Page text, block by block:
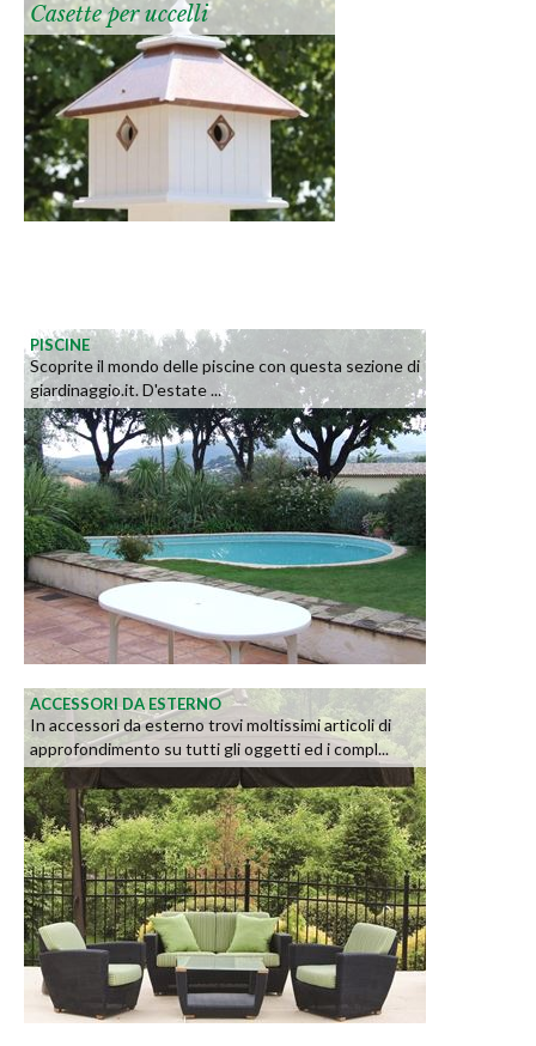
Casette per uccelli
PISCINE
Scoprite il mondo delle piscine con questa sezione di
giardinaggio.it. D'estate ...
ACCESSORI DA ESTERNO
In accessori da esterno trovi moltissimi articoli di
approfondimento su tutti gli oggetti ed i compl...